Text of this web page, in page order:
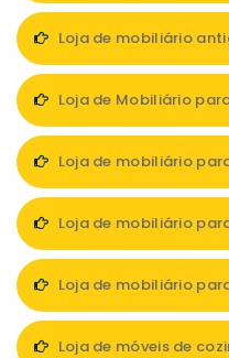
Loja de mobiliário
Loja de Mobiliário
Loja de mobiliário
Loja de mobiliário
Loja de mobiliário
Loja de móveis de